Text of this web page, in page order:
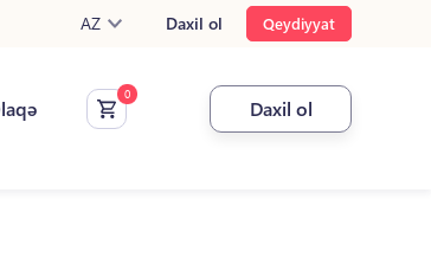
AZ Daxil ol Qeydiyyat
Daxil ol